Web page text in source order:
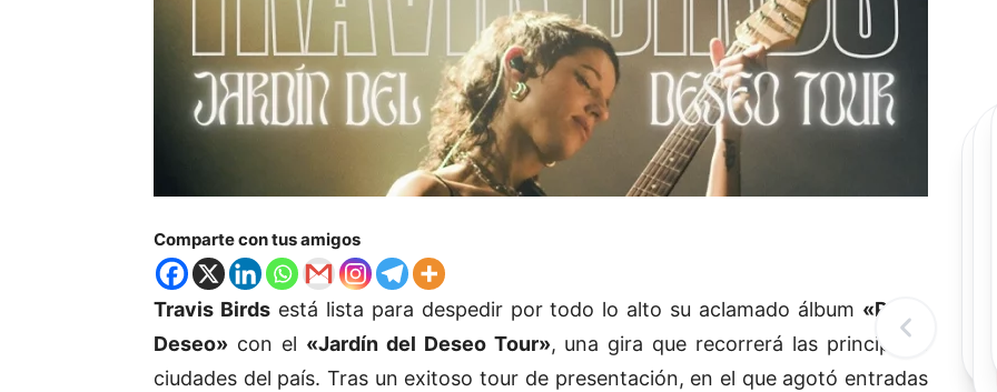
Comparte con tus amigos
Travis Birdsestá lista para despedir por todo lo alto su aclamado álbum «Perro
Deseo» con el «Jardín del Deseo Tour», una gira que recorrerá las principales
ciudades del país. Tras un exitoso tour de presentación, en el que agotó entradas